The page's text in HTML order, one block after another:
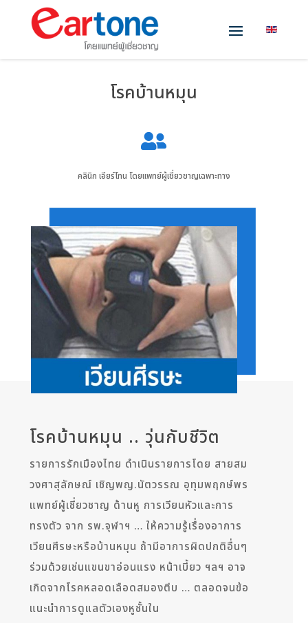
โรคบ้านหมุน

คลินิก เอียร์โทน โดยแพทย์ผู้เชี่ยวชาญเฉพาะทาง
โรคบ้านหมุน .. วุ่นกับชีวิต
รายการรักเมืองไทย ดำเนินรายการโดย สายสม
วงศาสุลักษณ์ เชิญพญ.นัตวรรณ อุทุมพฤกษ์พร
แพทย์ผู้เชี่ยวชาญ ด้านหู การเวียนหัวและการ
ทรงตัว จาก รพ.จุฬาฯ … ให้ความรู้เรื่องอาการ
เวียนศีรษะหรือบ้านหมุน ถ้ามีอาการผิดปกติอื่นๆ
ร่วมด้วยเช่นแขนขาอ่อนแรง หน้าเบี้ยว ฯลฯ อาจ
เกิดจากโรคหลอดเลือดสมองตีบ … ตลอดจนข้อ
แนะนำการดูแลตัวเองหูชั้นใน